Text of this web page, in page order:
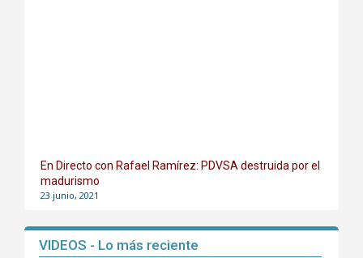
En Directo con Rafael Ramírez: PDVSA destruida por el
madurismo
23 junio, 2021
VIDEOS - Lo más reciente